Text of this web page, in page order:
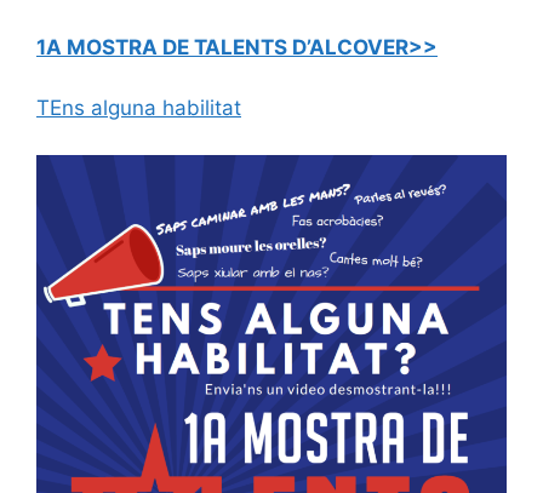
1A MOSTRA DE TALENTS D’ALCOVER>>
TEns alguna habilitat